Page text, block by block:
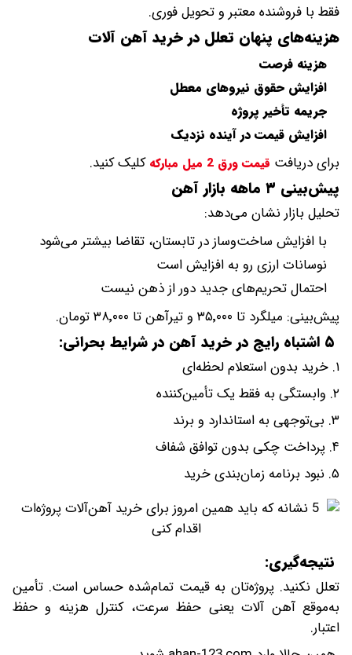
فقط با فروشنده معتبر و تحویل فوری.
هزینه‌های پنهان تعلل در خرید آهن آلات
هزینه فرصت
افزایش حقوق نیروهای معطل
جریمه تأخیر پروژه
افزایش قیمت در آینده نزدیک
برای دریافت قیمت ورق 2 میل مبارکه کلیک کنید.
پیش‌بینی ۳ ماهه بازار آهن
تحلیل بازار نشان می‌دهد:
با افزایش ساخت‌وساز در تابستان، تقاضا بیشتر می‌شود
نوسانات ارزی رو به افزایش است
احتمال تحریم‌های جدید دور از ذهن نیست
پیش‌بینی: میلگرد تا ۳۵٬۰۰۰ و تیرآهن تا ۳۸٬۰۰۰ تومان.
۱. خرید بدون استعلام لحظه‌ای
۲. وابستگی به فقط یک تأمین‌کننده
۳. بی‌توجهی به استاندارد و برند
۴. پرداخت چکی بدون توافق شفاف
۵. نبود برنامه زمان‌بندی خرید
نتیجه‌گیری:
تعلل نکنید. پروژه‌تان به قیمت تمام‌شده حساس است. تأمین
به‌موقع آهن آلات یعنی حفظ سرعت، کنترل هزینه و حفظ
اعتبار.